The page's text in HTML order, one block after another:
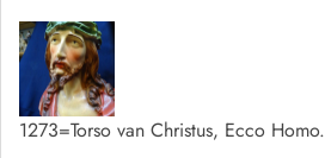
1273=Torso van Christus, Ecco Homo.